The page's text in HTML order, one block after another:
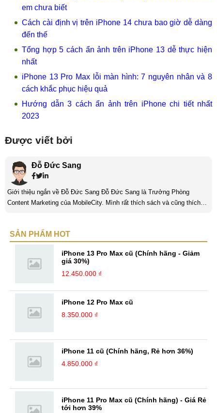
em chưa biết
Cách cài định vị trên iPhone 14 chưa bao giờ dễ dàng
đến thế
Tổng hợp 5 cách ẩn ảnh trên iPhone 13 dễ thực hiện
nhất
iPhone 13 Pro Max lỗi màn hình: 7 nguyên nhân và 8
cách khắc phục hiệu quả
Hướng dẫn 3 cách ẩn ảnh trên iPhone chi tiết nhất
2023
Được viết bởi
Đỗ Đức Sang
Giới thiệu ngắn về Đỗ Đức Sang Đỗ Đức Sang là Trưởng Phòng
Content Marketing của MobileCity. Mình rất thích sách và cũng thích
bản thân Đỗ Đức Sang, viết chính là gửi gắm lại những cảm xúc, cảm
SẢN PHẨM HOT
iPhone 13 Pro Max cũ (Chính hãng - Giảm
giá 30%)
12.450.000 ₫
iPhone 12 Pro Max cũ
8.350.000 ₫
iPhone 11 cũ (Chính hãng, Rẻ hơn 36%)
4.850.000 ₫
iPhone 11 Pro Max cũ (Chính hãng) - Giá Rẻ
tới hơn 39%